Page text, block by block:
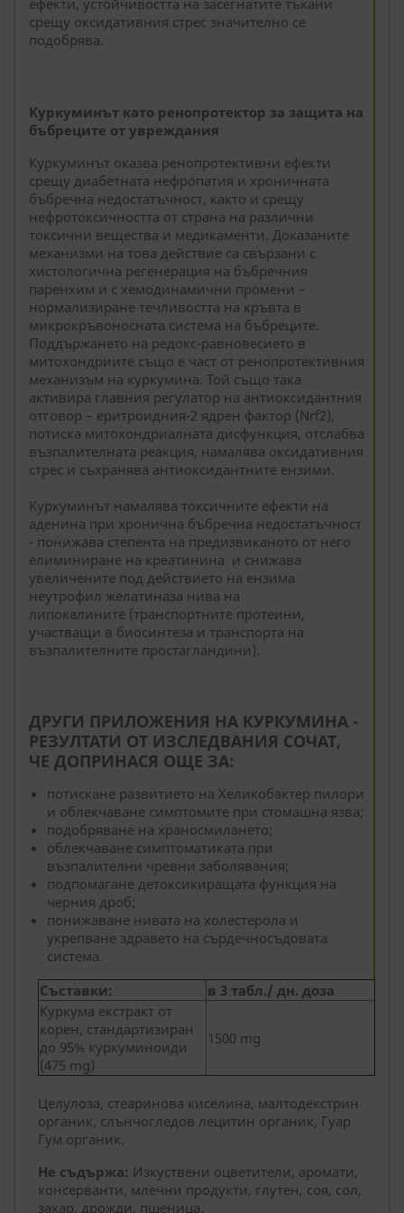
ефекти, устойчивостта на засегнатите тъкани
срещу оксидативния стрес значително се
подобрява.
Куркуминът като ренопротектор за защита на
бъбреците от увреждания
Куркуминът оказва ренопротективни ефекти
срещу диабетната нефропатия и хроничната
бъбречна недостатъчност, както и срещу
нефротоксичността от страна на различни
токсични вещества и медикаменти. Доказаните
механизми на това действие са свързани с
хистологична регенерация на бъбречния
паренхим и с хемодинамични промени –
нормализиране течливостта на кръвта в
микрокръвоносната система на бъбреците.
Поддържането на редокс-равновесието в
митохондриите също е част от ренопротективния
механизъм на куркумина. Той също така
активира главния регулатор на антиоксидантния
отговор – еритроидния-2 ядрен фактор (Nrf2),
потиска митохондриалната дисфункция, отслабва
възпалителната реакция, намалява оксидативния
стрес и съхранява антиоксидантните ензими.
Куркуминът намалява токсичните ефекти на
аденина при хронична бъбречна недостатъчност
- понижава степента на предизвиканото от него
елиминиране на креатинина и снижава
увеличените под действието на ензима
неутрофил желатиназа нива на
липокалините (транспортните протеини,
участващи в биосинтеза и транспорта на
възпалителните простагландини).
ДРУГИ ПРИЛОЖЕНИЯ НА КУРКУМИНА -
РЕЗУЛТАТИ ОТ ИЗСЛЕДВАНИЯ СОЧАТ,
ЧЕ ДОПРИНАСЯ ОЩЕ ЗА:
потискане развитието на Хеликобактер пилори
и облекчаване симптомите при стомашна язва;
подобряване на храносмилането;
облекчаване симптоматиката при
възпалителни чревни заболявания;
подпомагане детоксикиращата функция на
черния дроб;
понижаване нивата на холестерола и
укрепване здравето на сърдечносъдовата
система.
Съставки:
в 3 табл./ дн. доза
Куркума екстракт от
корен, стандартизиран
до 95% куркуминоиди
(475 mg)
1500 mg
Целулоза, стеаринова киселина, малтодекстрин
органик, слънчогледов лецитин органик, Гуар
Гум органик.
Не съдържа: Изкуствени оцветители, аромати,
консерванти, млечни продукти, глутен, соя, сол,
захар, дрожди, пшеница.